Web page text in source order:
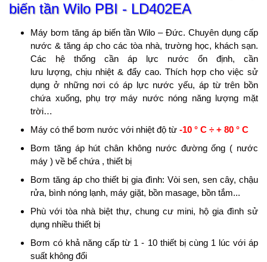
biến tần Wilo PBI - LD402EA
Máy bơm tăng áp biến tần Wilo – Đức. Chuyên dụng cấp
nước & tăng áp cho các tòa nhà, trường học, khách sạn.
Các hệ thống cần áp lực nước ổn định, cần
lưu lượng, chịu nhiệt & đẩy cao. Thích hợp cho việc sử
dụng ở những nơi có áp lực nước yếu, áp từ trên bồn
chứa xuống, phụ trợ máy nước nóng năng lượng mặt
trời…
Máy có thể bơm nước với nhiệt độ từ -10 ° C ÷ + 80 ° C
Bơm tăng áp hút chân không nước đường ống ( nước
máy ) về bể chứa , thiết bị
Bơm tăng áp cho thiết bị gia đình: Vòi sen, sen cây, chậu
rửa, bình nóng lạnh, máy giặt, bồn masage, bồn tắm...
Phù với tòa nhà biệt thự, chung cư mini, hộ gia đình sử
dụng nhiều thiết bị
Bơm có khả năng cấp từ 1 - 10 thiết bị cùng 1 lúc với áp
suất không đổi